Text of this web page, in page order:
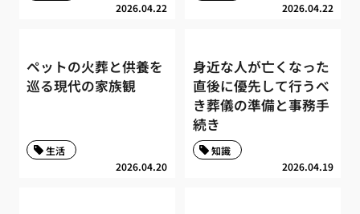
2026.04.22 2026.04.22
ペットの火葬と供養を
巡る現代の家族観
2026.04.20
生活
身近な人が亡くなった
直後に優先して行うべ
き葬儀の準備と事務手
続き
2026.04.19
知識